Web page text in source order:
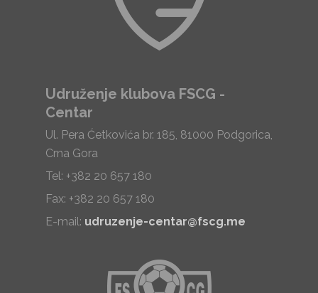
Udruženje klubova FSCG -
Centar
Ul. Pera Ćetkovića br. 185, 81000 Podgorica,
Crna Gora
Tel: +382 20 657 180
Fax: +382 20 657 180
E-mail: udruzenje-centar@fscg.me